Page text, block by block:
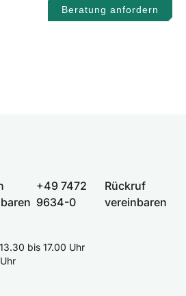
Beratung anfordern
+49 7472
9634-0
Rückruf
vereinbaren
bis 17.00 Uhr